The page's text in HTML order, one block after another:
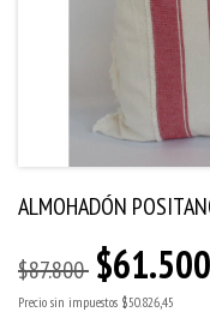
ALMOHADÓN
$87.800 $61.500
Precio sin impuestos $50.826,45